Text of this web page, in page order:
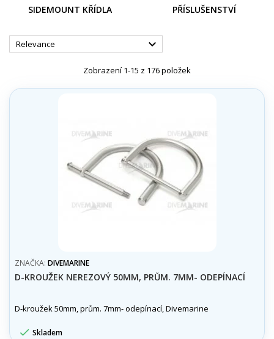
SIDEMOUNT KŘÍDLA PŘÍSLUŠENSTVÍ
Relevance 
Zobrazení 1-15 z 176 položek
ZNAČKA: DIVEMARINE
D-KROUŽEK NEREZOVÝ 50MM, PRŮM. 7MM- ODEPÍNACÍ
D-kroužek 50mm, prům. 7mm- odepínací, Divemarine
 Skladem